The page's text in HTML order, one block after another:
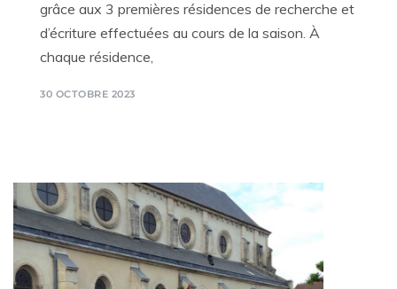
grâce aux 3 premières résidences de recherche et
d’écriture effectuées au cours de la saison. À
chaque résidence,
30 OCTOBRE 2023